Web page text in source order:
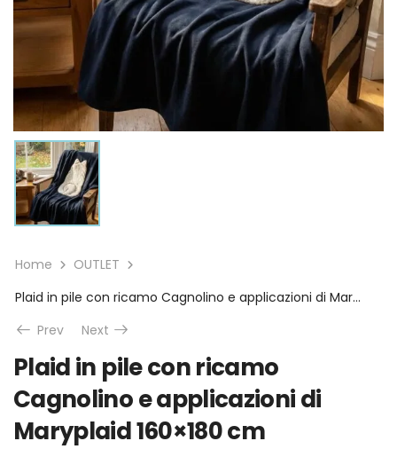
Home
OUTLET
Plaid in pile con ricamo Cagnolino e applicazioni di Maryplaid 160×180 cm
Prev
Next
Plaid in pile con ricamo
Cagnolino e applicazioni di
Maryplaid 160×180 cm